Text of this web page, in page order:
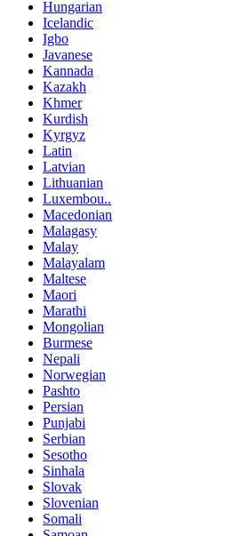
Hungarian
Icelandic
Igbo
Javanese
Kannada
Kazakh
Khmer
Kurdish
Kyrgyz
Latin
Latvian
Lithuanian
Luxembou..
Macedonian
Malagasy
Malay
Malayalam
Maltese
Maori
Marathi
Mongolian
Burmese
Nepali
Norwegian
Pashto
Persian
Punjabi
Serbian
Sesotho
Sinhala
Slovak
Slovenian
Somali